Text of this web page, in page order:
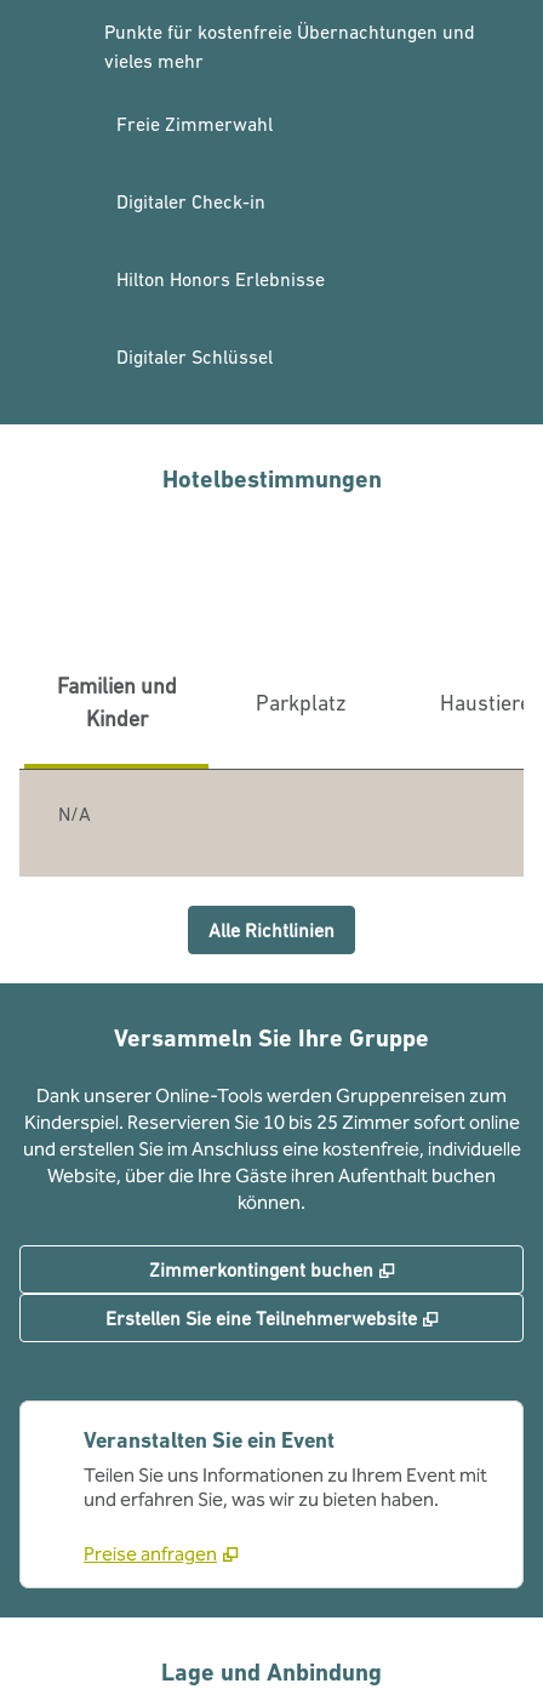
Punkte für kostenfreie Übernachtungen und
vieles mehr
Freie Zimmerwahl
Digitaler Check-in
Hilton Honors Erlebnisse
Digitaler Schlüssel
Hotelbestimmungen
Familien und
Kinder
Parkplatz Haustiere
N/A
Alle Richtlinien
Versammeln Sie Ihre Gruppe
Dank unserer Online-Tools werden Gruppenreisen zum
Kinderspiel. Reservieren Sie 10 bis 25 Zimmer sofort online
und erstellen Sie im Anschluss eine kostenfreie, individuelle
Website, über die Ihre Gäste ihren Aufenthalt buchen
können.
Zimmerkontingent buchen ,
Erstellen Sie eine Teilnehmerwebsite ,
Veranstalten Sie ein Event
Teilen Sie uns Informationen zu Ihrem Event mit
und erfahren Sie, was wir zu bieten haben.
Preise anfragen
Lage und Anbindung